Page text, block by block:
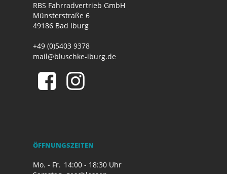
RBS Fahrradvertrieb GmbH
Münsterstraße 6
49186 Bad Iburg
+49 (0)5403 9378
mail@bluschke-iburg.de
ÖFFNUNGSZEITEN
Mo. - Fr. 14:00 - 18:30 Uhr